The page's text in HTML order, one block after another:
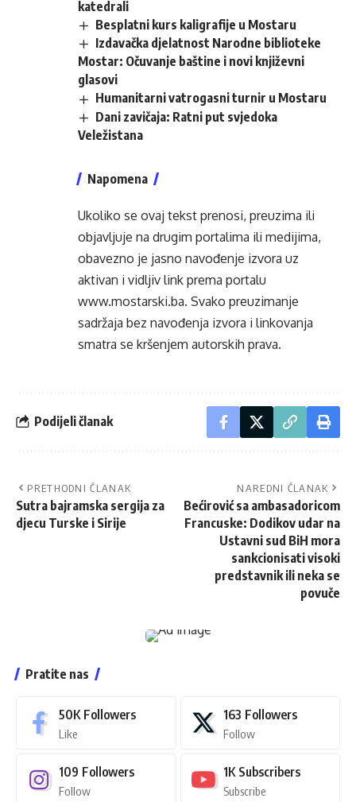
katedrali
Besplatni kurs kaligrafije u Mostaru
Izdavačka djelatnost Narodne biblioteke
Mostar: Očuvanje baštine i novi književni
glasovi
Humanitarni vatrogasni turnir u Mostaru
Dani zavičaja: Ratni put svjedoka
Veležistana
Napomena
Ukoliko se ovaj tekst prenosi, preuzima ili
objavljuje na drugim portalima ili medijima,
obavezno je jasno navođenje izvora uz
aktivan i vidljiv link prema portalu
www.mostarski.ba. Svako preuzimanje
sadržaja bez navođenja izvora i linkovanja
smatra se kršenjem autorskih prava.
Podijeli članak
PRETHODNI ČLANAK
Sutra bajramska sergija za
djecu Turske i Sirije
NAREDNI ČLANAK
Bećirović sa ambasadoricom
Francuske: Dodikov udar na
Ustavni sud BiH mora
sankcionisati visoki
predstavnik ili neka se
povuče
Pratite nas
50K Followers
Like
163 Followers
Follow
109 Followers
Follow
1K Subscribers
Subscribe